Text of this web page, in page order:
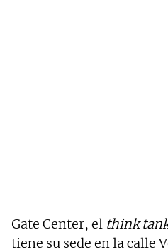
Gate Center, el think
tiene su sede en la calle